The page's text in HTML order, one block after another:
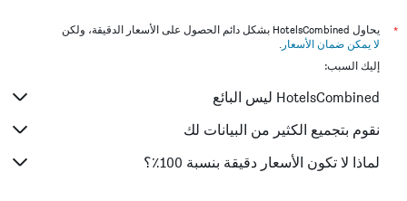
*
يحاول HotelsCombined بشكل دائم الحصول على الأسعار الدقيقة، ولكن
لا يمكن ضمان الأسعار .
إليك السبب:
HotelsCombined ليس البائع
نقوم بتجميع الكثير من البيانات لك
لماذا لا تكون الأسعار دقيقة بنسبة 100٪؟